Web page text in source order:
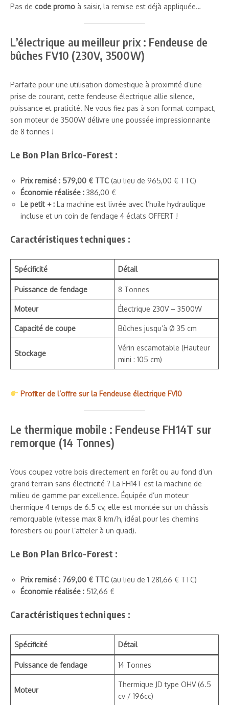
Pas de code promo à saisir, la remise est déjà appliquée…
L’électrique au meilleur prix : Fendeuse de
bûches FV10 (230V, 3500W)
Parfaite pour une utilisation domestique à proximité d’une
prise de courant, cette fendeuse électrique allie silence,
puissance et praticité. Ne vous fiez pas à son format compact,
son moteur de 3500W délivre une poussée impressionnante
de 8 tonnes !
Le Bon Plan Brico-Forest :
Prix remisé : 579,00 € TTC (au lieu de 965,00 € TTC)
Économie réalisée : 386,00 €
Le petit + : La machine est livrée avec l’huile hydraulique
incluse et un coin de fendage 4 éclats OFFERT !
Caractéristiques techniques :
Spécificité Détail
Puissance de fendage 8 Tonnes
Moteur Électrique 230V – 3500W
Capacité de coupe Bûches jusqu’à Ø 35 cm
Stockage
Vérin escamotable (Hauteur
mini : 105 cm)
Profiter de l’offre sur la Fendeuse électrique FV10
Le thermique mobile : Fendeuse FH14T sur
remorque (14 Tonnes)
Vous coupez votre bois directement en forêt ou au fond d’un
grand terrain sans électricité ? La FH14T est la machine de
milieu de gamme par excellence. Équipée d’un moteur
thermique 4 temps de 6.5 cv, elle est montée sur un châssis
remorquable (vitesse max 8 km/h, idéal pour les chemins
forestiers ou pour l’atteler à un quad).
Le Bon Plan Brico-Forest :
Prix remisé : 769,00 € TTC (au lieu de 1 281,66 € TTC)
Économie réalisée : 512,66 €
Caractéristiques techniques :
Spécificité Détail
Puissance de fendage 14 Tonnes
Moteur
Thermique JD type OHV (6.5
cv / 196cc)